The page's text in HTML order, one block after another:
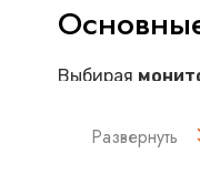
Выбирая
Высокую
Развернуть